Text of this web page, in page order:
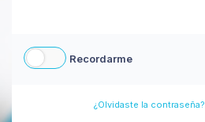
Recordarme
¿Olvidaste la contraseña?